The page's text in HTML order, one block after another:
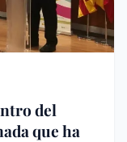
del
que ha